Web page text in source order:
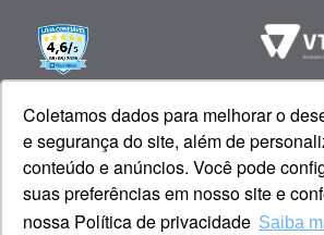
Coletamos dados para melhorar o
e segurança do site, além de
conteúdo e anúncios. Você pode
suas preferências em nosso site e
nossa Política de privacidade Saiba
Copyright © 2023 Giovanna